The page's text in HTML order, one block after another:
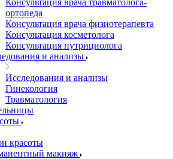
Консультация врача травматолога-
ортопеда
Консультация врача физиотерапевта
Консультация косметолога
Консультация нутрициолога
и анализы
Исследования и анализы
Гинекология
Травматология
красоты
макияж